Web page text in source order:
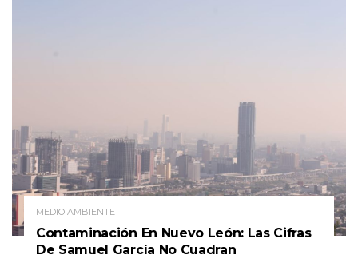
MEDIO AMBIENTE
Contaminación En Nuevo León: Las Cifras
De Samuel García No Cuadran